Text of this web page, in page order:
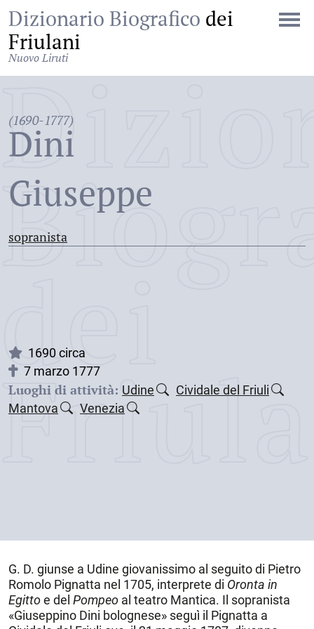
Dizionario Biografico dei
Friulani
Nuovo Liruti
(1690-1777)
Dini
Giuseppe
sopranista
dei
1690 circa
7 marzo 1777
Luoghi di attività: Udine
Cividale del Friuli
Mantova
Venezia
G. D. giunse a Udine giovanissimo al seguito di Pietro
Romolo Pignatta nel 1705, interprete di Oronta in
Egittoe del Pompeo al teatro Mantica. Il sopranista
«Giuseppino Dini bolognese» seguì il Pignatta a